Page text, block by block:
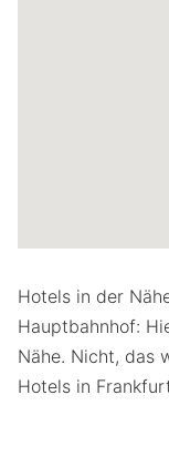
Hotels in der
Hauptbahnhof:
Nähe. Nicht, das
Hotels in